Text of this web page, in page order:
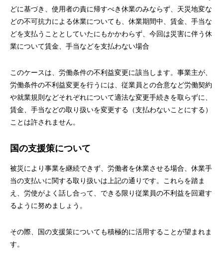
どに基づき、使用者の責に帰すべき休業のみならず、天災地変な
どの不可抗力による休業についても、休業期間中、賃金、手当な
どを支払うこととしていたにもかかわらず、今回は災害に伴う休
業について賃金、手当などを支払わない場合
このケースは、労働条件の不利益変更に該当します。事業主が、
労働条件の不利益変更を行うには、従業員との合意など労働契約
や就業規則などそれぞれについて適法な変更手続きを取らずに、
賃金、手当などの取り扱いを変更する（支払わないことにする）
ことは許されません。
国の支援策について
被災により事業を継続できず、労働者を休業させる場合、休業手
当の支払いに関する取り扱いは上記の通りです。これらを踏ま
え、労使がよく話し合って、できる限り従業員の不利益を回避す
るように努めましょう。
その際、国の支援策についても積極的に活用することが望まれま
す。